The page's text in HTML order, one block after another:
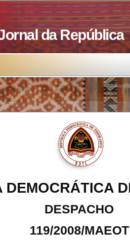
da República
DEMOCRÁTICA
DESPACHO
119/2008/MAEOT